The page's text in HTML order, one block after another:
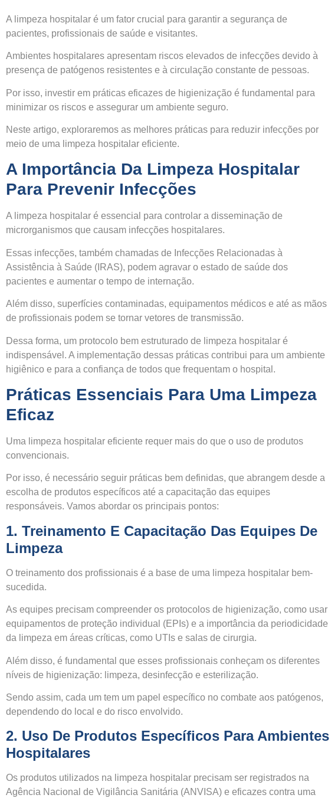
A limpeza hospitalar é um fator crucial para garantir a segurança de
pacientes, profissionais de saúde e visitantes.
Ambientes hospitalares apresentam riscos elevados de infecções devido à
presença de patógenos resistentes e à circulação constante de pessoas.
Por isso, investir em práticas eficazes de higienização é fundamental para
minimizar os riscos e assegurar um ambiente seguro.
Neste artigo, exploraremos as melhores práticas para reduzir infecções por
meio de uma limpeza hospitalar eficiente.
A Importância Da Limpeza Hospitalar
Para Prevenir Infecções
A limpeza hospitalar é essencial para controlar a disseminação de
microrganismos que causam infecções hospitalares.
Essas infecções, também chamadas de Infecções Relacionadas à
Assistência à Saúde (IRAS), podem agravar o estado de saúde dos
pacientes e aumentar o tempo de internação.
Além disso, superfícies contaminadas, equipamentos médicos e até as mãos
de profissionais podem se tornar vetores de transmissão.
Dessa forma, um protocolo bem estruturado de limpeza hospitalar é
indispensável. A implementação dessas práticas contribui para um ambiente
higiênico e para a confiança de todos que frequentam o hospital.
Práticas Essenciais Para Uma Limpeza
Eficaz
Uma limpeza hospitalar eficiente requer mais do que o uso de produtos
convencionais.
Por isso, é necessário seguir práticas bem definidas, que abrangem desde a
escolha de produtos específicos até a capacitação das equipes
responsáveis. Vamos abordar os principais pontos:
1. Treinamento E Capacitação Das Equipes De
Limpeza
O treinamento dos profissionais é a base de uma limpeza hospitalar bem-
sucedida.
As equipes precisam compreender os protocolos de higienização, como usar
equipamentos de proteção individual (EPIs) e a importância da periodicidade
da limpeza em áreas críticas, como UTIs e salas de cirurgia.
Além disso, é fundamental que esses profissionais conheçam os diferentes
níveis de higienização: limpeza, desinfecção e esterilização.
Sendo assim, cada um tem um papel específico no combate aos patógenos,
dependendo do local e do risco envolvido.
2. Uso De Produtos Específicos Para Ambientes
Hospitalares
Os produtos utilizados na limpeza hospitalar precisam ser registrados na
Agência Nacional de Vigilância Sanitária (ANVISA) e eficazes contra uma